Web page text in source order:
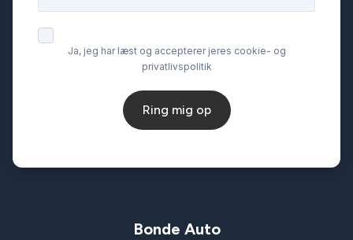
Ja, jeg har læst og accepterer jeres cookie- og
privatlivspolitik
Ring mig op
Bonde Auto